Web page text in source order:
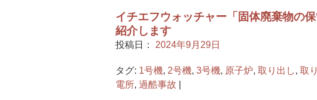
イチエフウォッチャー「固体廃棄物の
紹介します
投稿日： 2024年9月29日
タグ: 1号機, 2号機, 3号機, 原子炉, 取り出し, 取
電所, 過酷事故